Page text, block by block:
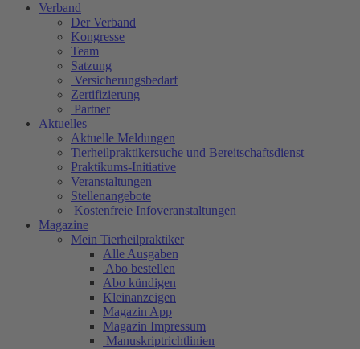
Verband
Der Verband
Kongresse
Team
Satzung
Versicherungsbedarf
Zertifizierung
Partner
Aktuelles
Aktuelle Meldungen
Tierheilpraktikersuche und Bereitschaftsdienst
Praktikums-Initiative
Veranstaltungen
Stellenangebote
Kostenfreie Infoveranstaltungen
Magazine
Mein Tierheilpraktiker
Alle Ausgaben
Abo bestellen
Abo kündigen
Kleinanzeigen
Magazin App
Magazin Impressum
Manuskriptrichtlinien